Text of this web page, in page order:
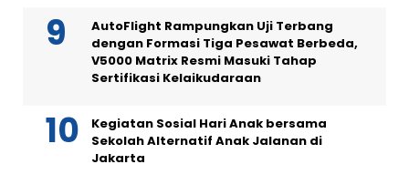
AutoFlight Rampungkan Uji Terbang
dengan Formasi Tiga Pesawat Berbeda,
V5000 Matrix Resmi Masuki Tahap
Sertifikasi Kelaikudaraan
Kegiatan Sosial Hari Anak bersama
Sekolah Alternatif Anak Jalanan di
Jakarta